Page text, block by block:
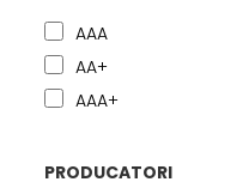
AAA
AA+
AAA+
PRODUCATORI